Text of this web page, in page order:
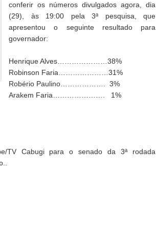
conferir os números divulgados agora, dia
(29), às 19:00 pela 3ª pesquisa, que
apresentou o seguinte resultado para
governador:
Henrique Alves…………………38%
Robinson Faria…………………31%
Robério Paulino………………. 3%
Arakem Faria…………………. 1%
TV Cabugi para o senado da 3ª rodada